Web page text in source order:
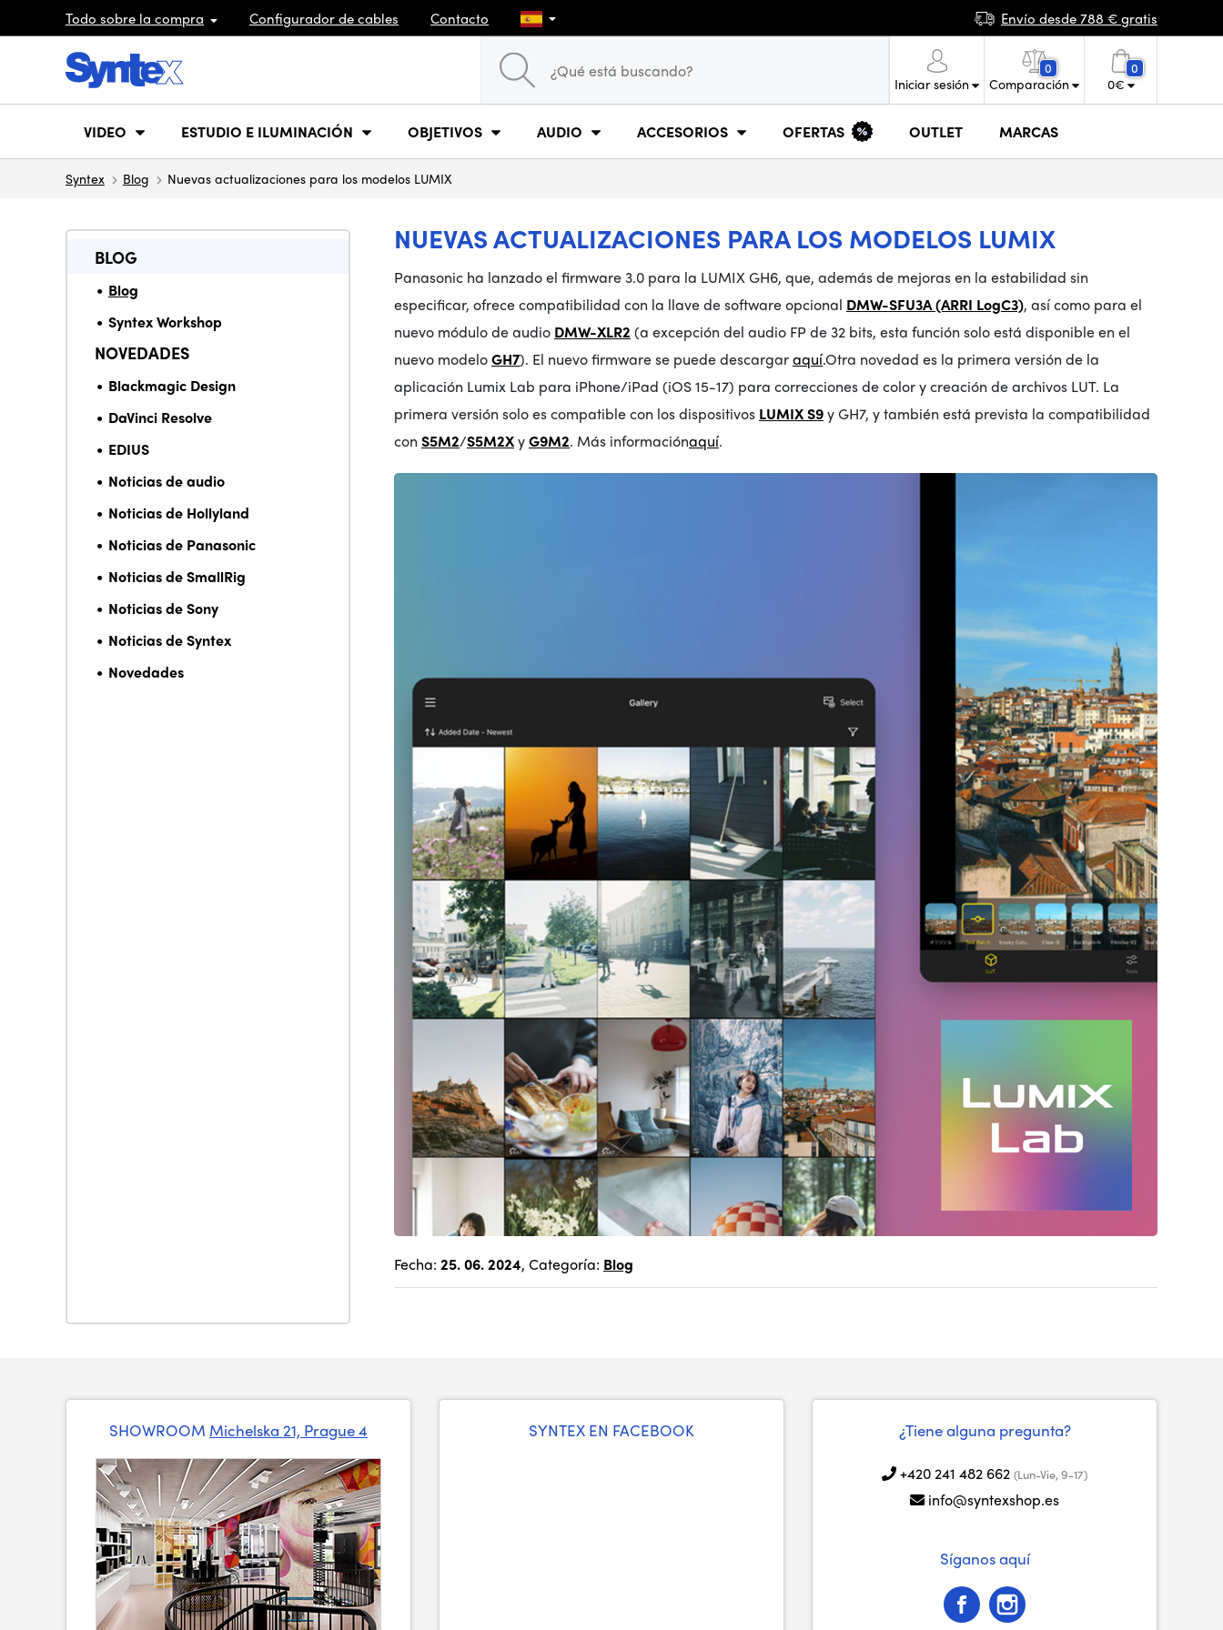
Todo sobre la compra Configurador de cables Contacto Envío desde 788 € gratis
Iniciar sesión
0
Comparación
0
0€
VIDEO ESTUDIO E ILUMINACIÓN OBJETIVOS AUDIO ACCESORIOS OFERTAS OUTLET MARCAS
Syntex Blog Nuevas actualizaciones para los modelos LUMIX
NUEVAS ACTUALIZACIONES PARA LOS MODELOS LUMIX
BLOG
Blog
Syntex Workshop
NOVEDADES
Blackmagic Design
DaVinci Resolve
EDIUS
Noticias de audio
Noticias de Hollyland
Noticias de Panasonic
Noticias de SmallRig
Noticias de Sony
Noticias de Syntex
Novedades
Panasonic ha lanzado el firmware 3.0 para la LUMIX GH6, que, además de mejoras en la estabilidad sin
especificar, ofrece compatibilidad con la llave de software opcional DMW-SFU3A (ARRI LogC3), así como para el
nuevo módulo de audio DMW-XLR2 (a excepción del audio FP de 32 bits, esta función solo está disponible en el
nuevo modeloGH7). El nuevo firmware se puede descargaraquí.Otra novedad es la primera versión de la
aplicación Lumix Lab para iPhone/iPad (iOS 15-17) para correcciones de color y creación de archivos LUT. La
primera versión solo es compatible con los dispositivos LUMIX S9y GH7, y también está prevista la compatibilidad
con S5M2/S5M2XyG9M2. Más informaciónaquí.
Fecha: 25. 06. 2024, Categoría: Blog
SHOWROOM Michelska 21, Prague 4 SYNTEX EN FACEBOOK ¿Tiene alguna pregunta?
+420 241 482 662 (Lun-Vie, 9-17)
info@syntexshop.es
Síganos aquí